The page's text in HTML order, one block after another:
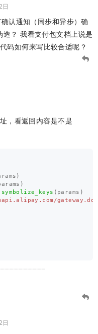
日
认通知（同步和异步）确
？ 我看支付包文档上说是
码如何来写比较合适呢？
，看返回内容是不是
)
)
symbolize_keys ( params )
日